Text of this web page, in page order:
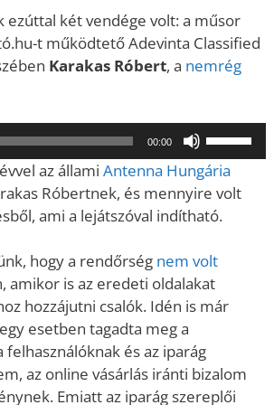
ezúttal két vendége volt: a műsor
t működtető Adevinta Classified
Karakas Róbert, a nemrég
00:00
hangerő
illetőleg
Fel/Le
billentyűket
kell
az állami Antenna Hungária
Róbertnek, és mennyire volt
ami a lejátszóval indítható.
hogy a rendőrség nem volt
amikor is az eredeti oldalakat
hozzájutni csalók. Idén is már
esetben tagadta meg a
és az iparág
az online vásárlás iránti bizalom
Emiatt az iparág szereplői